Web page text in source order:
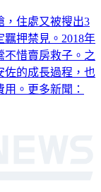
，住處又被搜出3
押禁見。2018年
不惜賣房救子。之
佐的成長過程，也
。更多新聞：